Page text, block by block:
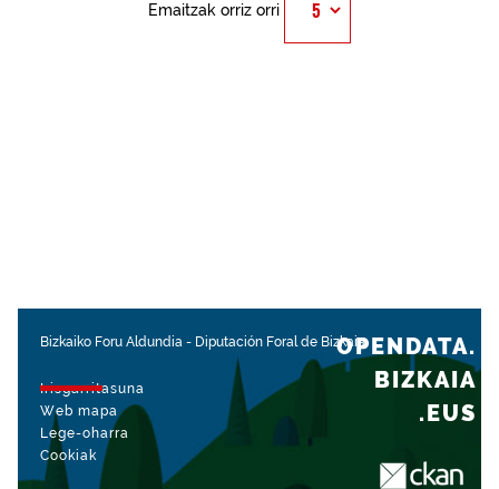
Emaitzak orriz orri
Bizkaiko Foru Aldundia - Diputación Foral de Bizkaia
Irisgarritasuna
Web mapa
Lege-oharra
Cookiak
OPENDATA.
BIZKAIA
.EUS